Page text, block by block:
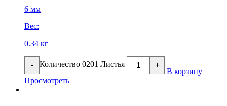
6 мм
Вес:
0.34 кг
- Количество 0201 Листья +
В корзину
Просмотреть